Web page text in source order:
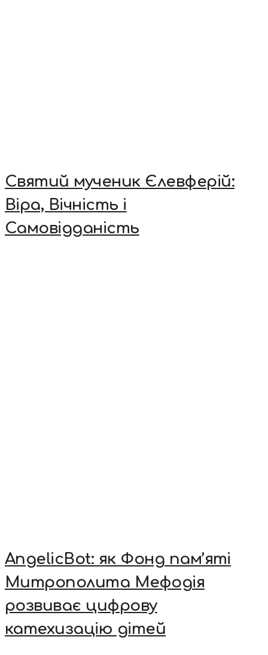
Святий мученик Єлевферій:
Віра, Вічність і
Самовідданість
AngelicBot: як Фонд пам’яті
Митрополита Мефодія
розвиває цифрову
катехизацію дітей